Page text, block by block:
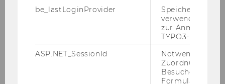
Clau­se on In­ter­na­tio­nal Trade: Evi­den­ce
for the Cobden-​Chevalier Net­work, 1860-​
1875”, Jour­nal of Eco­no­mic His­to­ry 69:4
(2009), pp. 1012-​1040 (
Jour­nal Link
(mit In­grid Hen­rik­sen und Paul Sharp):
“The Role of Tech­no­lo­gy and In­sti­tu­ti­ons
be_lastLoginProvider
Speichert die
verwendete
zur Anmeldung
TYPO3-Backend.
ASP.NET_SessionId
Notwendig, um
Zuordnung von
Besucher zu